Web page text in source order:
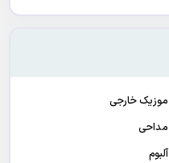
موزیک خارجی
مداحی
آلبوم